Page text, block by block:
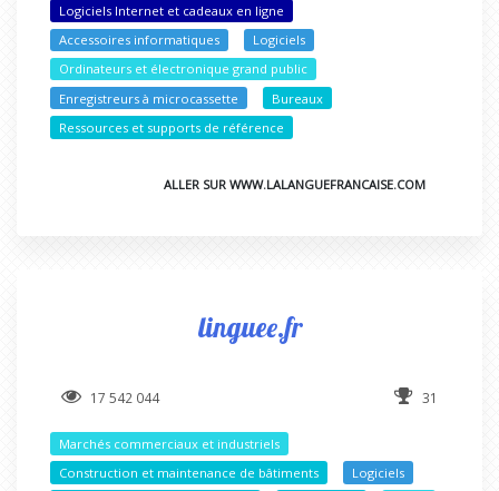
Logiciels Internet et cadeaux en ligne
Accessoires informatiques
Logiciels
Ordinateurs et électronique grand public
Enregistreurs à microcassette
Bureaux
Ressources et supports de référence
ALLER SUR WWW.LALANGUEFRANCAISE.COM
linguee.fr
17 542 044 31
Marchés commerciaux et industriels
Construction et maintenance de bâtiments
Logiciels